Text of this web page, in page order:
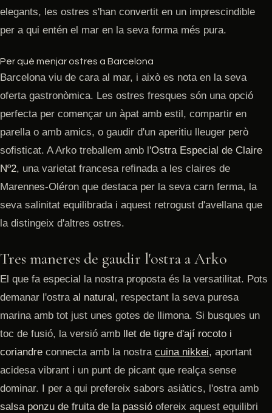
elegants, les ostres s'han convertit en un imprescindible
per a qui entén el mar en la seva forma més pura.
Per què menjar ostres a Barcelona
Barcelona viu de cara al mar, i això es nota en la seva
oferta gastronòmica. Les ostres fresques són una opció
perfecta per començar un àpat amb estil, compartir en
parella o amb amics, o gaudir d'un aperitiu lleuger però
sofisticat. A Arko treballem amb l'Ostra Especial de Claire
Nº2, una varietat francesa refinada a les claires de
Marennes-Oléron que destaca per la seva carn ferma, la
seva salinitat equilibrada i aquest retrogust d'avellana que
la distingeix d'altres ostres.
Tres maneres de gaudir l'ostra a Arko
El que fa especial la nostra proposta és la versatilitat. Pots
demanar l'ostra al natural, respectant la seva puresa
marina amb tot just unes gotes de llimona. Si busques un
toc de fusió, la versió amb llet de tigre d'ají rocoto i
coriandre connecta amb la nostra cuina nikkei, aportant
acidesa vibrant i un punt de picant que realça sense
dominar. I per a qui prefereix sabors asiàtics, l'ostra amb
salsa ponzu de fruita de la passió ofereix aquest equilibri